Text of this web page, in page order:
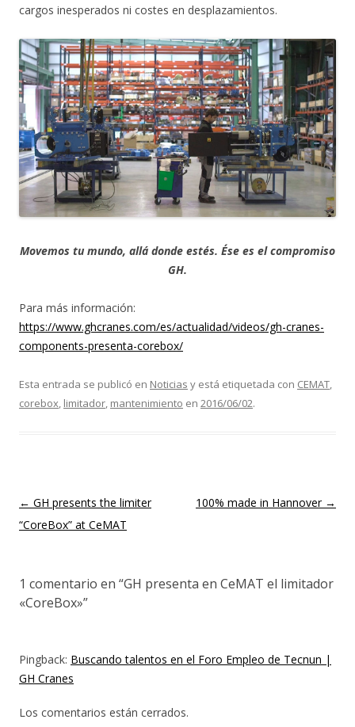
cargos inesperados ni costes en desplazamientos.
Movemos tu mundo, allá donde estés. Ése es el compromiso
GH.
Para más información:
https://www.ghcranes.com/es/actualidad/videos/gh-cranes-
components-presenta-corebox/
Esta entrada se publicó en Noticias y está etiquetada con CEMAT
corebox limitador mantenimiento en 2016/06/02.
Navegación
de
← GH presents the limiter
“CoreBox” at CeMAT
100% made in Hannover →
1 comentario en “GH presenta en CeMAT el limitador
«CoreBox»”
Pingback: Buscando talentos en el Foro Empleo de Tecnun |
GH Cranes
Los comentarios están cerrados.